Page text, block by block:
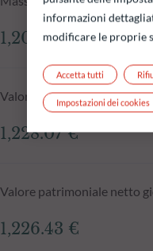
1,205.36 mln €
Valore patrimoniale netto al
1,228.07 €
Valore patrimoniale netto
1,226.43 €
informazioni
modificare le proprie
Accetta tutti
Impostazioni dei cookies